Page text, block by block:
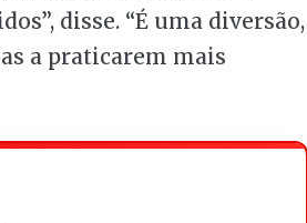
disse. “É uma diversão,
a praticarem mais